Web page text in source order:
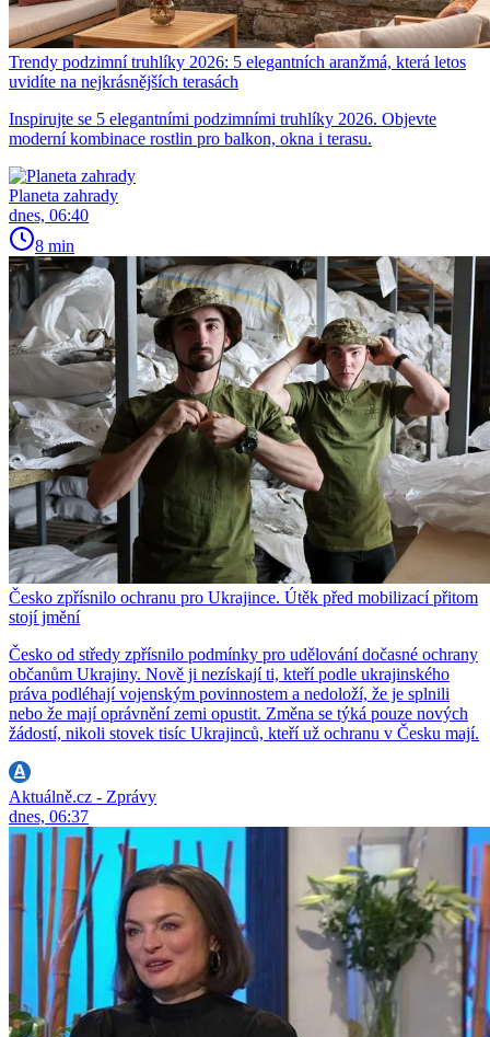
Trendy podzimní truhlíky 2026: 5 elegantních aranžmá, která letos
uvidíte na nejkrásnějších terasách
Inspirujte se 5 elegantními podzimními truhlíky 2026. Objevte
moderní kombinace rostlin pro balkon, okna i terasu.
Planeta zahrady
dnes, 06:40
8 min
Česko zpřísnilo ochranu pro Ukrajince. Útěk před mobilizací přitom
stojí jmění
Česko od středy zpřísnilo podmínky pro udělování dočasné ochrany
občanům Ukrajiny. Nově ji nezískají ti, kteří podle ukrajinského
práva podléhají vojenským povinnostem a nedoloží, že je splnili
nebo že mají oprávnění zemi opustit. Změna se týká pouze nových
žádostí, nikoli stovek tisíc Ukrajinců, kteří už ochranu v Česku mají.
Aktuálně.cz - Zprávy
dnes, 06:37